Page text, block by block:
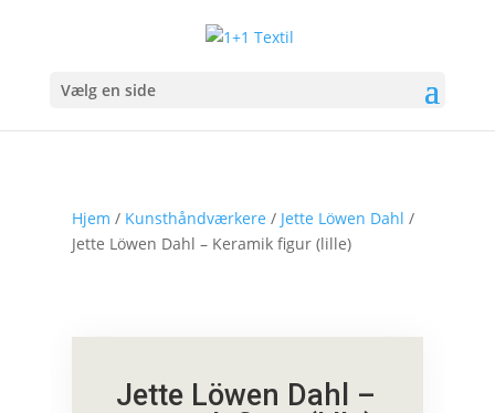
Vælg en side
Hjem / Kunsthåndværkere / Jette Löwen Dahl /
Jette Löwen Dahl – Keramik figur (lille)
Jette Löwen Dahl –